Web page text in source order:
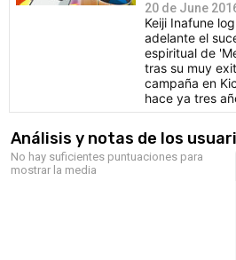
20 de June
Keiji Inafune
adelante el
espiritual de
tras su muy
campaña en
hace ya tres
Análisis y notas de los
No hay suficientes puntuaciones para
mostrar la media